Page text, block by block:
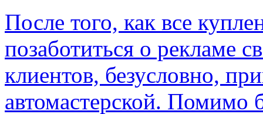
После того, как все
позаботиться о рекламе
клиентов, безусловно,
автомастерской. Помимо